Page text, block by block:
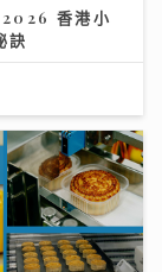
2026 香港小
訣